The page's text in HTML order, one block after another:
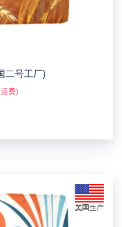
二号工厂)
费)